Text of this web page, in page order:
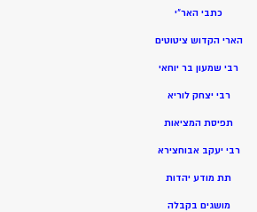
כתבי האר”י
הארי הקדוש ציטוטים
רבי שמעון בר יוחאי
רבי יצחק לוריא
תפיסת המציאות
רבי יעקב אבוחצירא
תת מודע יהדות
מושגים בקבלה